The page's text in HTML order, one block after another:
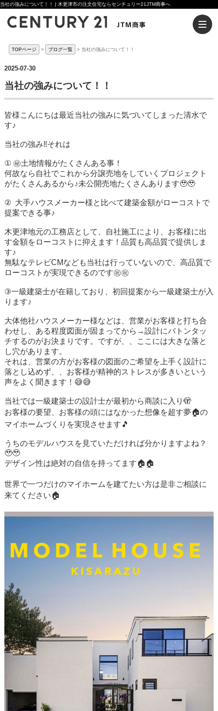
当社の強みについて！！ | 木更津市の注文住宅ならセンチュリー21JTM商事へ
TOPページ ブログ一覧 当社の強みについて！！
2025-07-30
当社の強みについて！！
皆様こんにちは最近当社の強みに気づいてしまった清水で
す♪
当社の強み‼️それは
① ㊙️土地情報がたくさんある事！
何故なら自社でこれから分譲売地をしていくプロジェクト
がたくさんあるから♪未公開売地たくさんあります🥹🥹
② 大手ハウスメーカー様と比べて建築金額がローコストで
提案できる事♪
木更津地元の工務店として、自社施工により、お客様に出
す金額をローコストに抑えます！品質も高品質で提供しま
す♪
無駄なテレビCMなども当社は行っていないので、高品質で
ローコストが実現できるのです㊗️㊗️
③一級建築士が在籍しており、初回提案から一級建築士が入
ります♪
大体他社ハウスメーカー様などは、営業がお客様と打ち合
わせし、ある程度図面が固まってから→設計にバトンタッ
チするのがお決まりです。ですが、、ここには大きな落と
し穴があります。
それは、営業の方がお客様の図面のご希望を上手く設計に
落とし込めず、、お客様が精神的ストレスが多きいという
声をよく聞きます！😅😅
当社では一級建築士の設計士が最初から商談に入り🫣
お客様の要望、お客様の頭にはなかった想像を超す夢🏠の
マイホームづくりを実現させます🎵
うちのモデルハウスを見ていただければ分かりますよね？
🥹🥹
デザイン性は絶対の自信を持ってます🏠🏠
世界で一つだけのマイホームを建てたい方は是非ご相談に
来てください🏠